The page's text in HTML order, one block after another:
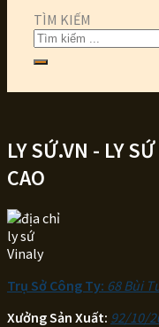
TÌM KIẾM
LY SỨ.VN - LY
CAO
Trụ Sở Công Ty: 68 Bùi
Xưởng Sản Xuất: 92/10/